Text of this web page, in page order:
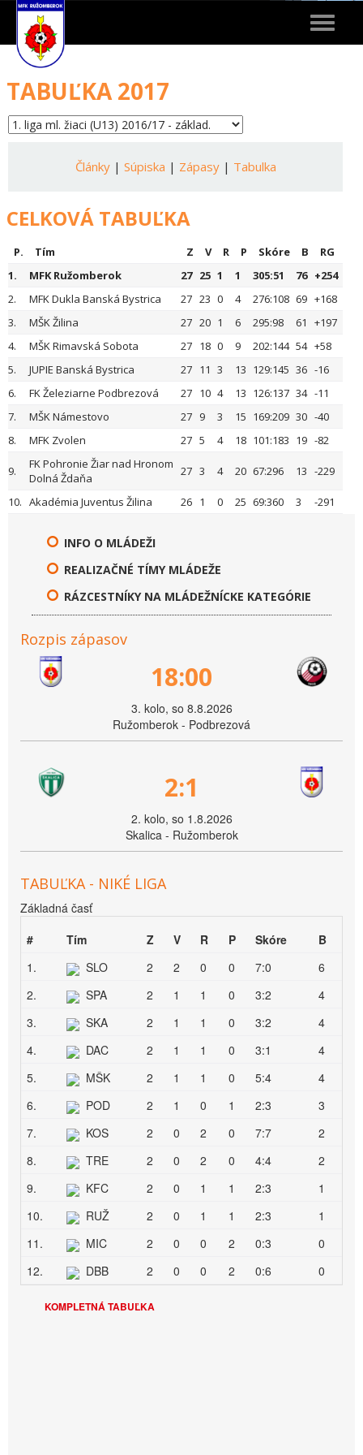
Toggle
TABUĽKA 2017
Články| Súpiska | Zápasy| Tabulka
CELKOVÁ TABUĽKA
P. Tím Z V R P Skóre B
RG
1.
MFK Ružomberok 27 25 1 1 305:51 76 +254
2.
MFK Dukla Banská Bystrica 27 23 0 4 276:108 69 +168
3.
MŠK Žilina 27 20 1 6 295:98 61
+197
4.
MŠK Rimavská Sobota 27 18 0 9 202:144 54 +58
5.
JUPIE Banská Bystrica 27 11 3 13 129:145 36 -16
6.
FK Železiarne Podbrezová 27 10 4 13 126:137 34 -11
7.
MŠK Námestovo 27 9 3 15 169:209 30 -40
8.
MFK Zvolen 27 5 4 18 101:183 19 -82
9.
FK Pohronie Žiar nad Hronom
Dolná Ždaňa
27 3 4 20 67:296 13 -229
10. Akadémia Juventus Žilina 26 1 0 25 69:360 3 -291
INFO O MLÁDEŽI
REALIZAČNÉ TÍMY MLÁDEŽE
RÁZCESTNÍKY NA MLÁDEŽNÍCKE KATEGÓRIE
Rozpis zápasov
18:00
3. kolo, so 8.8.2026
Ružomberok - Podbrezová
2:1
2. kolo, so 1.8.2026
Skalica - Ružomberok
TABUĽKA - NIKÉ LIGA
Základná časť
#
Tím Z V R P Skóre
B
1.
SLO 2 2 0 0 7:0
6
2.
SPA 2 1 1 0 3:2
4
3.
SKA 2 1 1 0 3:2
4
4.
DAC 2 1 1 0 3:1
4
5.
MŠK 2 1 1 0 5:4
4
6.
POD 2 1 0 1 2:3
3
7.
KOS 2 0 2 0 7:7
2
8.
TRE 2 0 2 0 4:4
2
9.
KFC 2 0 1 1 2:3
1
10.
RUŽ 2 0 1 1 2:3
1
11.
MIC 2 0 0 2 0:3
0
12.
DBB 2 0 0 2 0:6 0
KOMPLETNÁ TABUĽKA